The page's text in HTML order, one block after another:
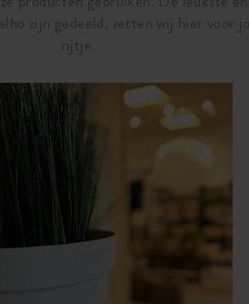
zijn gedeeld, zetten wij hier voor
rijtje.